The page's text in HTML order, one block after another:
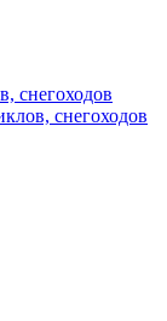
снегоходов
снегоходов